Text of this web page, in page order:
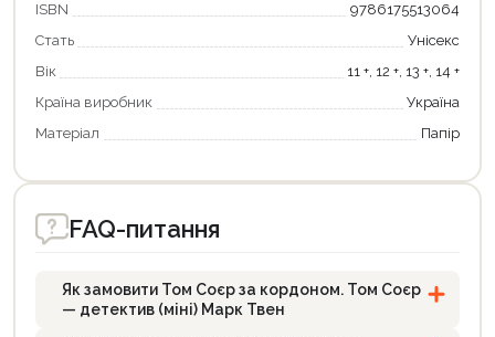
ISBN
9786175513064
Стать
Унісекс
Вік
11 +, 12 +, 13 +, 14 +
Країна виробник
Україна
Матеріал
Папір
FAQ-питання
Як замовити Том Соєр за кордоном. Том Соєр
— детектив (міні) Марк Твен